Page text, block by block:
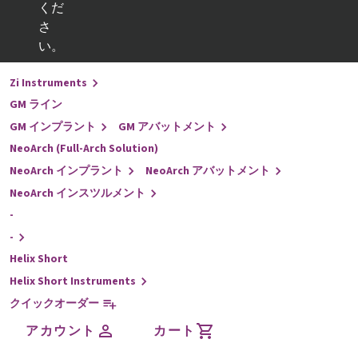
くだ
さ
い。
戻る
インプラントライン
-
Zi Instruments
GM ライン
GM インプラント
GM アバットメント
NeoArch (Full-Arch Solution)
NeoArch インプラント
NeoArch アバットメント
NeoArch インスツルメント
-
-
Helix Short
Helix Short Instruments
クイックオーダー
アカウント カート